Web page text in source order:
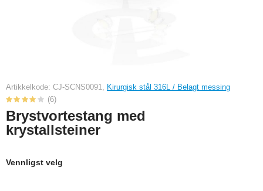
Artikkelkode: CJ-SCNS0091, Kirurgisk stål 316L / Belagt messing
(6)
Brystvortestang med
krystallsteiner
Vennligst velg